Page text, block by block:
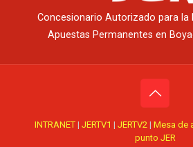
Concesionario Autorizado para la
Apuestas Permanentes en
INTRANET | JERTV1 | JERTV2 | Mesa de
punto JER